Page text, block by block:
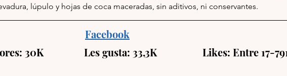
lúpulo y hojas de coca maceradas, sin aditivos, ni conservantes.
Facebook
30K                Les gusta: 33,3K                  Likes: Entre 17-